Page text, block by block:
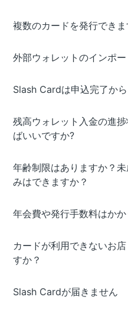
複数のカードを発行できま
外部ウォレットのインポ
Slash Cardは申込完了か
残高ウォレット入金の進
ばいいですか?
年齢制限はありますか？
みはできますか？
年会費や発行手数料はかか
カードが利用できないお
すか？
Slash Cardが届きません